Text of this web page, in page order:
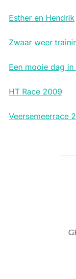
Esther en Hendrik
Zwaar weer
Een mooie dag
HT Race 2009
Veersemeerrace